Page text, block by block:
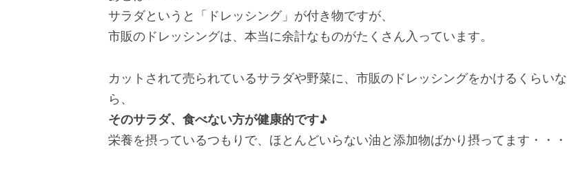
サラダというと「ドレッシング」が付き物ですが、
市販のドレッシングは、本当に余計なものがたくさん入っています。
カットされて売られているサラダや野菜に、市販のドレッシングをかけるくらいな
ら、
そのサラダ、食べない方が健康的です♪
栄養を摂っているつもりで、ほとんどいらない油と添加物ばかり摂ってます・・・